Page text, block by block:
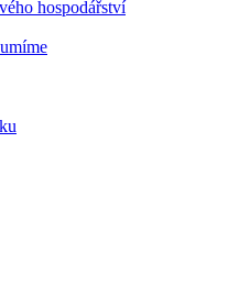
hospodářství